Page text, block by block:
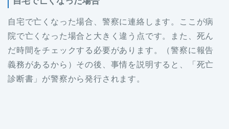
自宅で亡くなった場合、警察に連絡します。ここが病
院で亡くなった場合と大きく違う点です。また、死ん
だ時間をチェックする必要があります。（警察に報告
義務があるから）その後、事情を説明すると、「死亡
診断書」が警察から発行されます。